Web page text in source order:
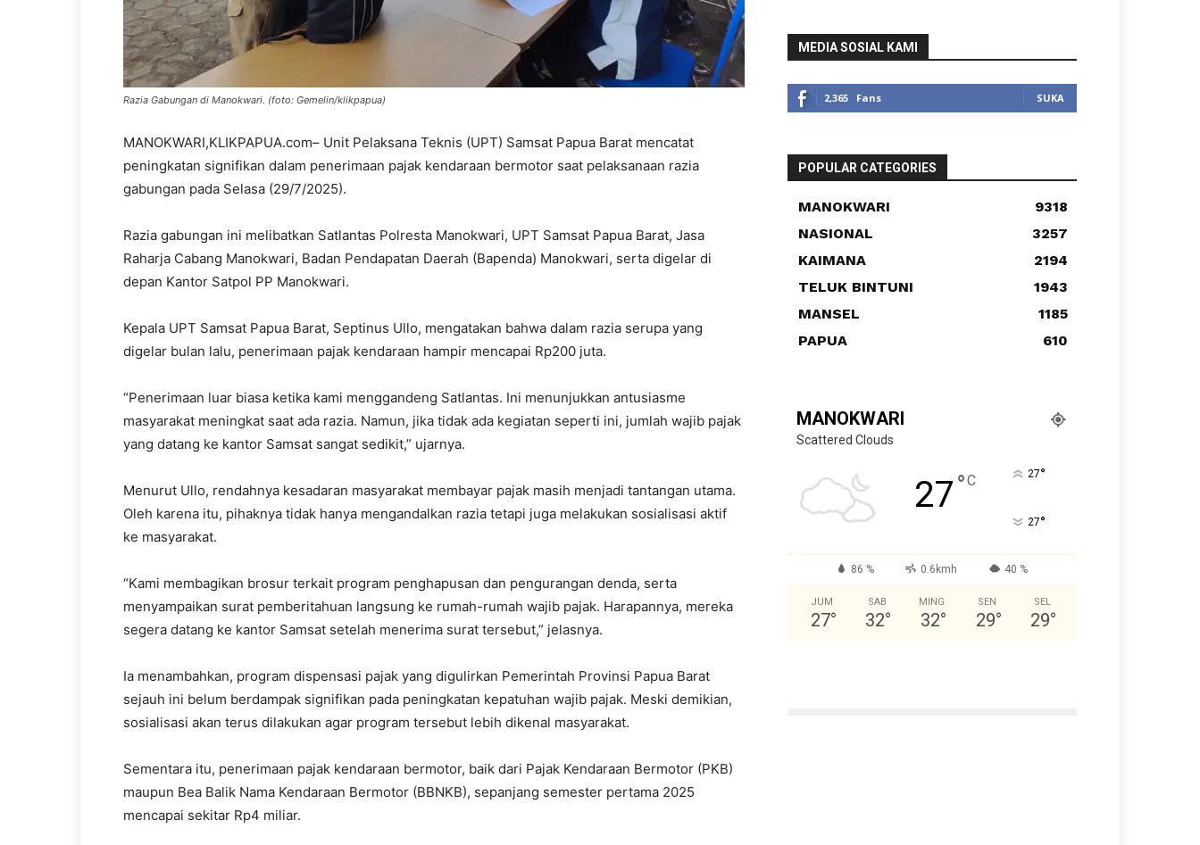
Razia Gabungan di Manokwari. (foto: Gemelin/klikpapua)
MANOKWARI,KLIKPAPUA.com– Unit Pelaksana Teknis (UPT) Samsat Papua Barat mencatat
peningkatan signifikan dalam penerimaan pajak kendaraan bermotor saat pelaksanaan razia
gabungan pada Selasa (29/7/2025).
Razia gabungan ini melibatkan Satlantas Polresta Manokwari, UPT Samsat Papua Barat, Jasa
Raharja Cabang Manokwari, Badan Pendapatan Daerah (Bapenda) Manokwari, serta digelar di
depan Kantor Satpol PP Manokwari.
Kepala UPT Samsat Papua Barat, Septinus Ullo, mengatakan bahwa dalam razia serupa yang
digelar bulan lalu, penerimaan pajak kendaraan hampir mencapai Rp200 juta.
“Penerimaan luar biasa ketika kami menggandeng Satlantas. Ini menunjukkan antusiasme
masyarakat meningkat saat ada razia. Namun, jika tidak ada kegiatan seperti ini, jumlah wajib pajak
yang datang ke kantor Samsat sangat sedikit,” ujarnya.
Menurut Ullo, rendahnya kesadaran masyarakat membayar pajak masih menjadi tantangan utama.
Oleh karena itu, pihaknya tidak hanya mengandalkan razia tetapi juga melakukan sosialisasi aktif
ke masyarakat.
“Kami membagikan brosur terkait program penghapusan dan pengurangan denda, serta
menyampaikan surat pemberitahuan langsung ke rumah-rumah wajib pajak. Harapannya, mereka
segera datang ke kantor Samsat setelah menerima surat tersebut,” jelasnya.
Ia menambahkan, program dispensasi pajak yang digulirkan Pemerintah Provinsi Papua Barat
sejauh ini belum berdampak signifikan pada peningkatan kepatuhan wajib pajak. Meski demikian,
sosialisasi akan terus dilakukan agar program tersebut lebih dikenal masyarakat.
Sementara itu, penerimaan pajak kendaraan bermotor, baik dari Pajak Kendaraan Bermotor (PKB)
maupun Bea Balik Nama Kendaraan Bermotor (BBNKB), sepanjang semester pertama 2025
mencapai sekitar Rp4 miliar.
MEDIA SOSIAL KAMI
2,365 Fans SUKA
POPULAR CATEGORIES
MANOKWARI
9318
NASIONAL
3257
KAIMANA
2194
TELUK BINTUNI
1943
MANSEL
1185
PAPUA
610
MANOKWARI
Scattered Clouds
27°C 27°
27°
86 % 0.6kmh 40 %
JUM
27°
SAB
32°
MING
32°
SEN
29°
SEL
29°